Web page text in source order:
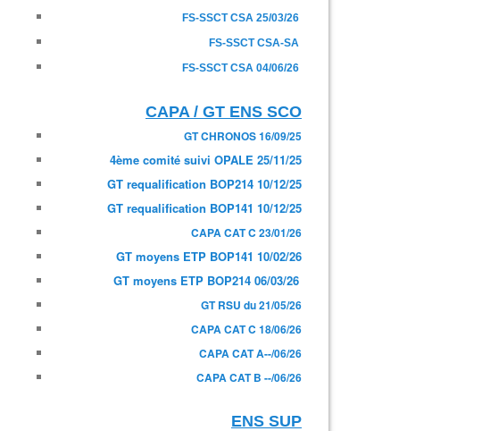
FS-SSCT CSA 25/03/26
FS-SSCT CSA-SA
FS-SSCT CSA 04/06/26
CAPA / GT ENS SCO
GT CHRONOS 16/09/25
4ème comité suivi OPALE 25/11/25
GT requalification BOP214 10/12/25
GT requalification BOP141 10/12/25
CAPA CAT C 23/01/26
GT moyens ETP BOP141 10/02/26
GT moyens ETP BOP214 06/03/26
GT RSU du 21/05/26
CAPA CAT C 18/06/26
CAPA CAT A--/06/26
CAPA CAT B --/06/26
ENS SUP